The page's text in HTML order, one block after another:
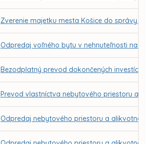
Zverenie majetku mesta Košice do správy
Odpredaj voľného bytu v nehnuteľnosti na
Bezodplatný prevod dokončených investícií
Prevod vlastníctva nebytového priestoru a
Odpredaj nebytového priestoru a alikvotnej